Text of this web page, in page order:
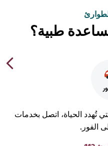
طبية؟
الحياة، اتصل بخدمات